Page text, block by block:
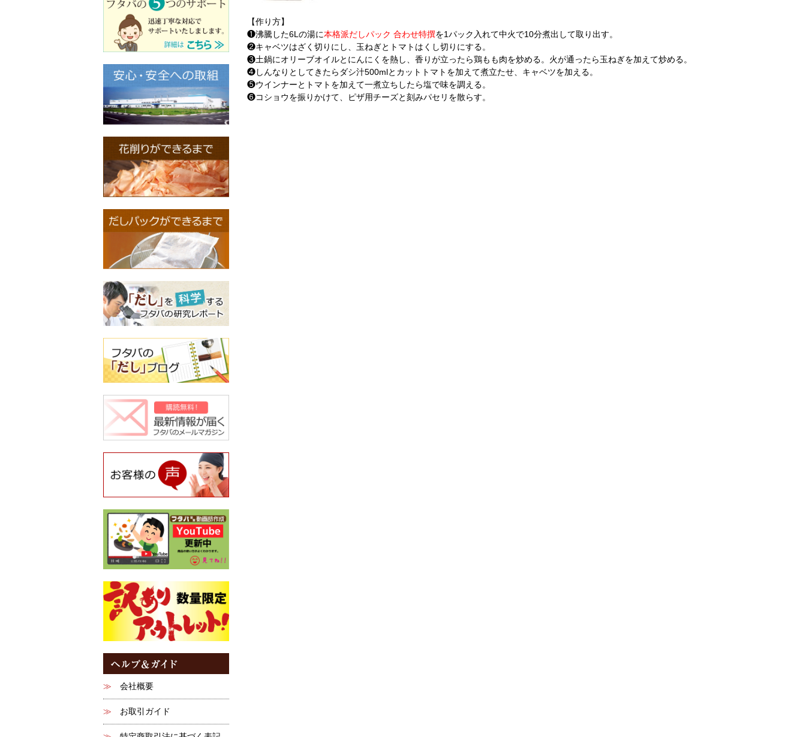
【作り方】
❶沸騰した6Lの湯に本格派だしパック 合わせ特撰を1パック入れて中火で10分煮出して取り出す。
❷キャベツはざく切りにし、玉ねぎとトマトはくし切りにする。
❸土鍋にオリーブオイルとにんにくを熱し、香りが立ったら鶏もも肉を炒める。火が通ったら玉ねぎを加えて炒める。
❹しんなりとしてきたらダシ汁500mlとカットトマトを加えて煮立たせ、キャベツを加える。
❺ウインナーとトマトを加えて一煮立ちしたら塩で味を調える。
❻コショウを振りかけて、ピザ用チーズと刻みパセリを散らす。
会社概要
お取引ガイド